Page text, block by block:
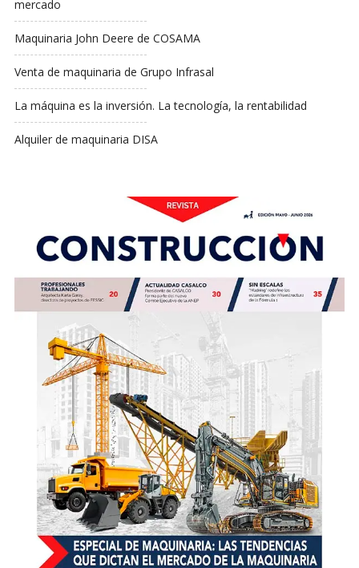
mercado
Maquinaria John Deere de COSAMA
Venta de maquinaria de Grupo Infrasal
La máquina es la inversión. La tecnología, la rentabilidad
Alquiler de maquinaria DISA